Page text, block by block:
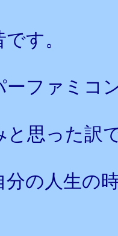
す。
ーファミコ
と思った訳
分の人生の